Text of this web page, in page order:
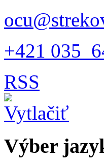
+421 035
RSS
Výber